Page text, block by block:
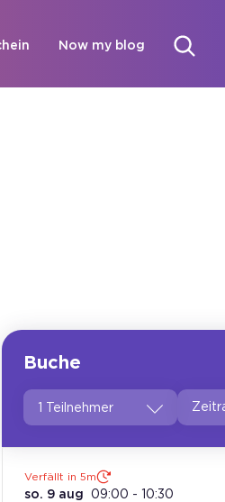
Now my blog
Buche
1 Teilnehmer
Verfällt in 5m
so. 9 aug 09:00 - 10:30